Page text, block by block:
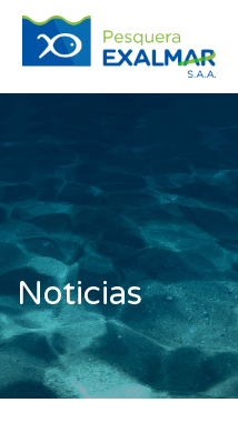
Noticias